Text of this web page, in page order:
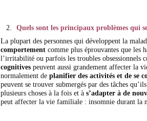
Quels sont les principaux problèmes qui
La plupart des personnes qui développent la
comportement comme plus éprouvantes que les
l’irritabilité ou parfois les troubles
cognitives peuvent aussi grandement affecter la
normalement de planifier des activités et de se
peuvent se trouver submergés par des tâches
plusieurs choses à la fois et à s’adapter à de
peut affecter la vie familiale : insomnie durant la